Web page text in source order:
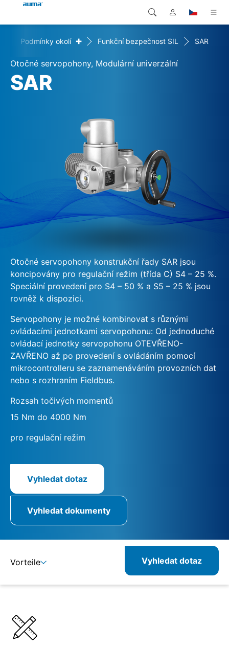
Produkty
Řešení
Global
Evropa
Severní Amerika
Vyhledávání
Podmínky okolí + Funkční bezpečnost SIL SAR
Otočné servopohony, Modulární univerzální
SAR
Otočné servopohony konstrukční řady SAR jsou
koncipovány pro regulační režim (třída C) S4 – 25 %.
Speciální provedení pro S4 – 50 % a S5 – 25 % jsou
rovněž k dispozici.
Servopohony je možné kombinovat s různými
ovládacími jednotkami servopohonu: Od jednoduché
ovládací jednotky servopohonu OTEVŘENO-
ZAVŘENO až po provedení s ovládáním pomocí
mikrocontrolleru se zaznamenáváním provozních dat
nebo s rozhraním Fieldbus.
Rozsah točivých momentů
15 Nm do 4000 Nm
pro regulační režim
Vyhledat dotaz
Vyhledat dokumenty
Vorteile
Kombinovatelné produkty
Související produkty
Vyhledat dotaz